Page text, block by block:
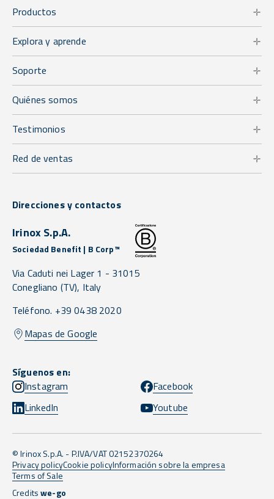
Productos
Explora y aprende
Soporte
Quiénes somos
Testimonios
Red de ventas
Direcciones y contactos
Irinox S.p.A.
Sociedad Benefit | B Corp™
Via Caduti nei Lager 1 - 31015
Conegliano (TV), Italy
Teléfono. +39 0438 2020
Mapas de Google
Síguenos en:
Instagram
Facebook
LinkedIn
Youtube
© Irinox S.p.A. - P.IVA/VAT 02152370264
Privacy policyCookie policyInformación sobre la empresa
Terms of Sale
Creditswe-go